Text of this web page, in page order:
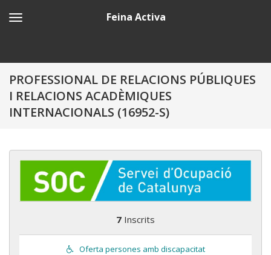
Feina Activa
PROFESSIONAL DE RELACIONS PÚBLIQUES
I RELACIONS ACADÈMIQUES
INTERNACIONALS (16952-S)
7 Inscrits
Oferta persones amb discapacitat